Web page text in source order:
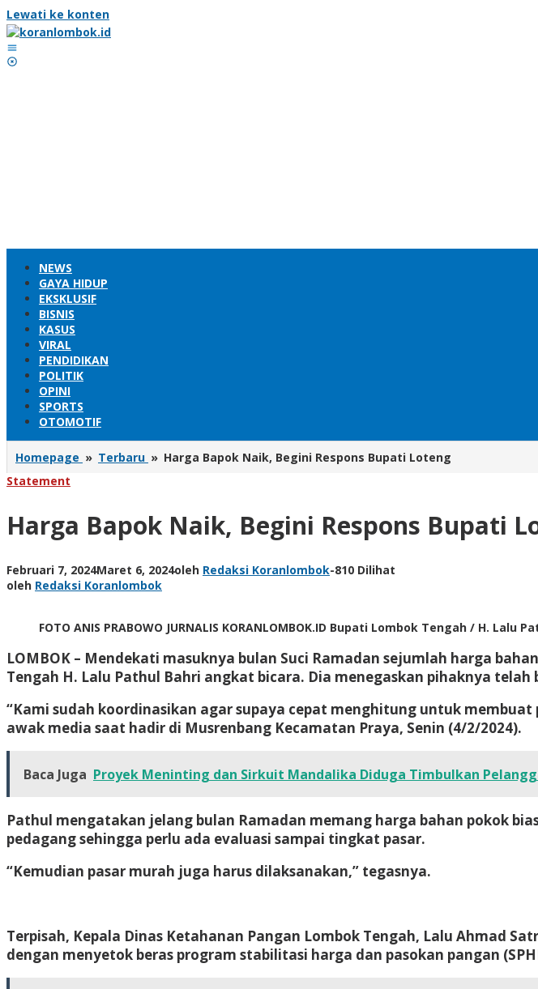
Lewati ke konten
NEWS
GAYA HIDUP
EKSKLUSIF
BISNIS
KASUS
VIRAL
PENDIDIKAN
POLITIK
OPINI
SPORTS
OTOMOTIF
Homepage » Terbaru » Harga Bapok Naik, Begini Respons Bupati Loteng
Statement
Harga Bapok Naik, Begini Respons Bupati
Februari 7, 2024Maret 6, 2024oleh Redaksi Koranlombok-810 Dilihat
oleh Redaksi Koranlombok
FOTO ANIS PRABOWO JURNALIS KORANLOMBOK.ID Bupati Lombok Tengah / H. Lalu
LOMBOK – Mendekati masuknya bulan Suci Ramadan sejumlah harga
Tengah H. Lalu Pathul Bahri angkat bicara. Dia menegaskan pihaknya
“Kami sudah koordinasikan agar supaya cepat menghitung untuk
awak media saat hadir di Musrenbang Kecamatan Praya, Senin (4/2/2024).
Baca Juga Proyek Meninting dan Sirkuit Mandalika Diduga Timbulkan
Pathul mengatakan jelang bulan Ramadan memang harga bahan pokok
pedagang sehingga perlu ada evaluasi sampai tingkat pasar.
“Kemudian pasar murah juga harus dilaksanakan,” tegasnya.
Terpisah, Kepala Dinas Ketahanan Pangan Lombok Tengah, Lalu Ahmad
dengan menyetok beras program stabilitasi harga dan pasokan pangan